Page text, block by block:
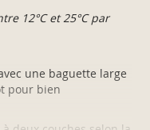
12°C et 25°C par
une baguette large
pour bien